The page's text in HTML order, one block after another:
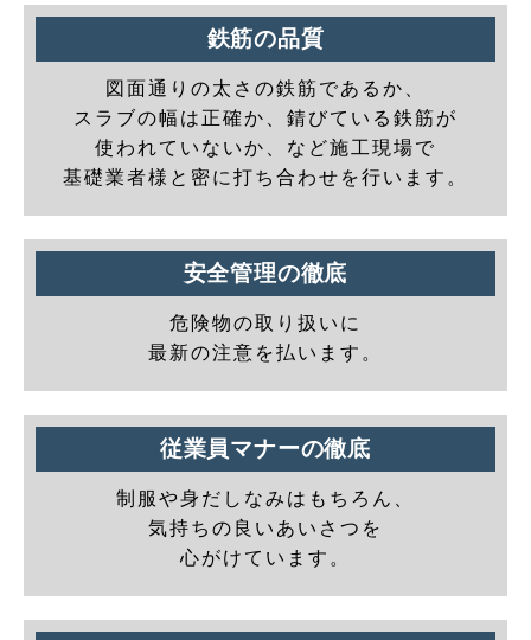
鉄筋の品質
図面通りの太さの鉄筋であるか、
スラブの幅は正確か、錆びている鉄筋が
使われていないか、など施工現場で
基礎業者様と密に打ち合わせを行います。
安全管理の徹底
危険物の取り扱いに
最新の注意を払います。
従業員マナーの徹底
制服や身だしなみはもちろん、
気持ちの良いあいさつを
心がけています。